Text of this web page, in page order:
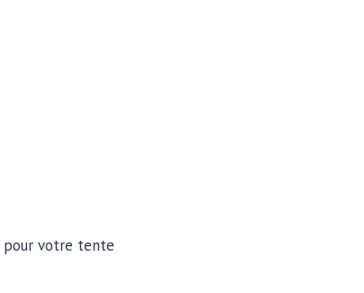
pour votre tente